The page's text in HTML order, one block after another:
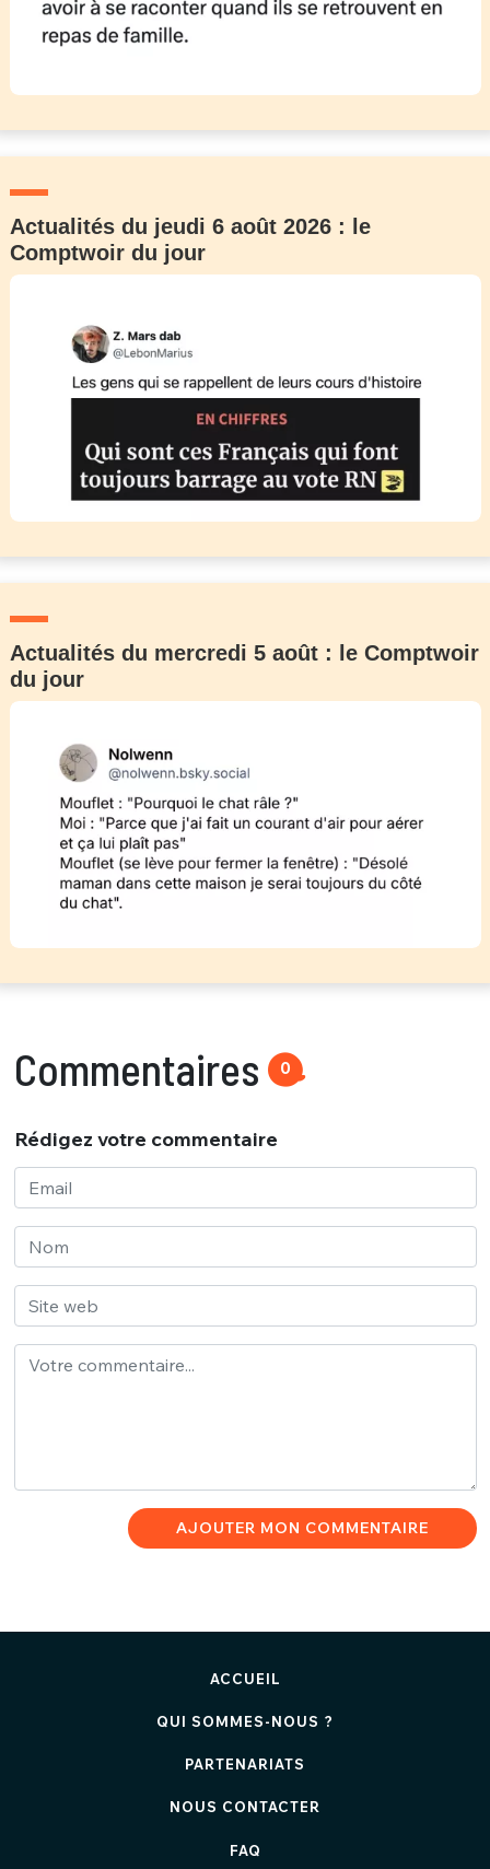
Actualités du jeudi 6 août 2026 : le
Comptwoir du jour
Actualités du mercredi 5 août : le Comptwoir
du jour
Commentaires 0
Rédigez votre commentaire
AJOUTER MON COMMENTAIRE
ACCUEIL
QUI SOMMES-NOUS ?
PARTENARIATS
NOUS CONTACTER
FAQ